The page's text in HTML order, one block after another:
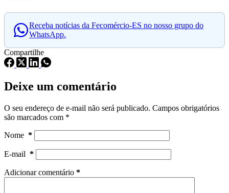
Receba notícias da Fecomércio-ES no nosso grupo do
WhatsApp.
Compartilhe
Deixe um comentário
O seu endereço de e-mail não será publicado. Campos obrigatórios
são marcados com *
Nome *
E-mail *
Adicionar comentário *